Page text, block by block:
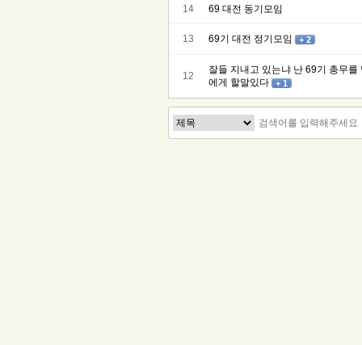
14 69 대전 동기모임
13 69기 대전 정기모임 + 2
12
잘들 지내고 있는냐 난 69기 총무
에게 할말있다
+ 1